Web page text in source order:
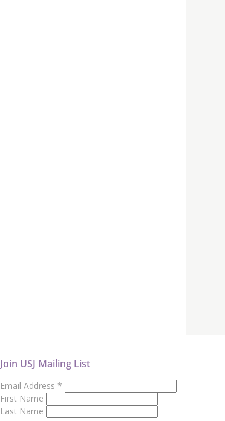
Join USJ Mailing List
Email Address *
First Name
Last Name